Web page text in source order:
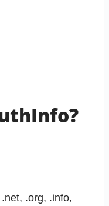
.org, .info,